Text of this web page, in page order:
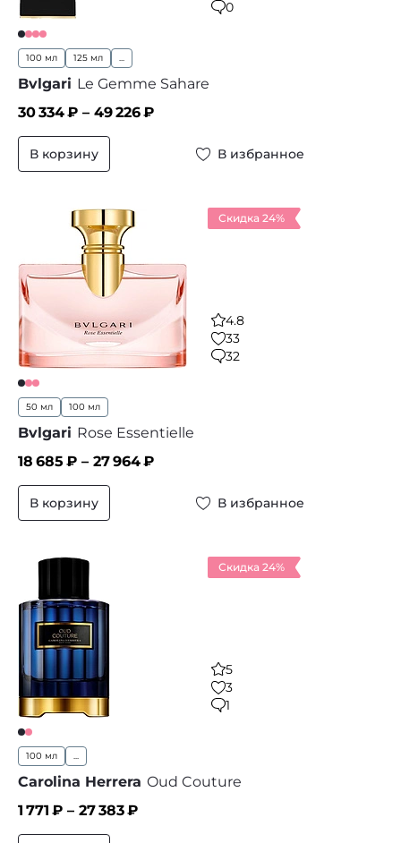
0
100 мл 125 мл ...
Bvlgari Le Gemme Sahare
30 334₽ – 49 226₽
В корзину В избранное
Скидка 24%
4.8
33
32
50 мл 100 мл
Bvlgari Rose Essentielle
18 685 ₽ – 27 964₽
В корзину В избранное
Скидка 24%
5
3
1
100 мл ...
Carolina Herrera Oud Couture
1 771 ₽ – 27 383₽